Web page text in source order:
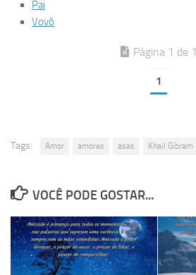
Pai
Vovô
Página 1 de 1
1
Tags: Amor amores asas Khail Gibram
VOCÊ PODE GOSTAR...